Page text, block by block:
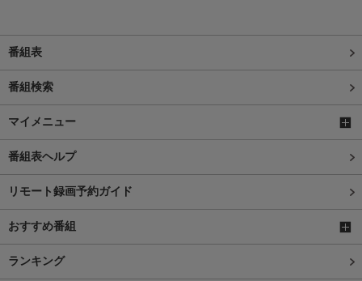
番組表
番組検索
マイメニュー
番組表ヘルプ
リモート録画予約ガイド
おすすめ番組
ランキング